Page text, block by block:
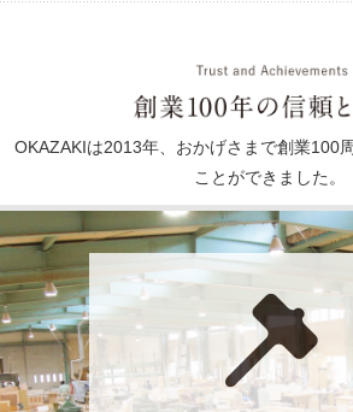
OKAZAKIは2013年、おかげさまで創業100
ことができました。